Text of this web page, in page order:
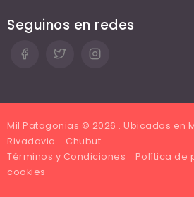
Seguinos en redes
Mil Patagonias © 2026 . Ubicados en
Rivadavia - Chubut.
Términos y Condiciones
Política de
cookies